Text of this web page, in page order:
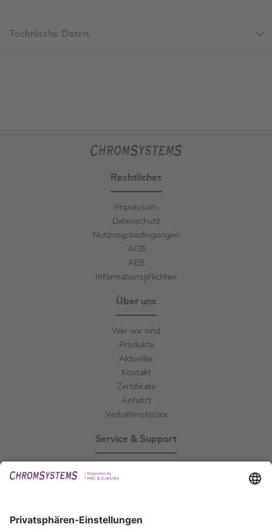
Technische Daten
Rechtliches
Impressum
Datenschutz
Nutzungsbedingungen
AGB
AEB
Informationspflichten
Über uns
Wer wir sind
Produkte
Aktuelles
Kontakt
Zertifikate
Anfahrt
Verhaltenskodex
Service & Support
IFU anfordern